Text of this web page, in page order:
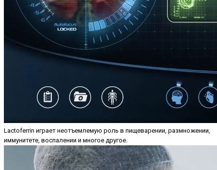
Lactoferrin играет неотъемлемую роль в пищеварении, размножении,
иммунитете, воспалении и многое другое.